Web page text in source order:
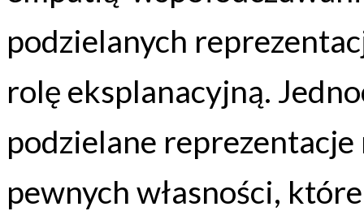
podzielanych
rolę eksplanacyjną.
podzielane
pewnych własności,